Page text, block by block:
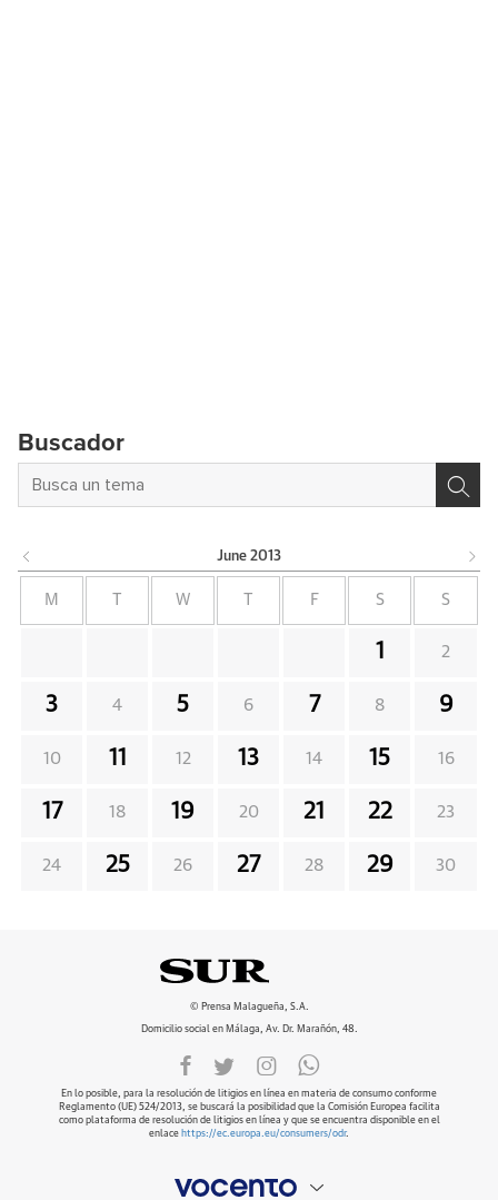
Buscador
June 2013
M W F S S
1 2
3 4 5 6 7 8 9
10 11 12 13 14 15 16
17 18 19 20 21 22 23
24 25 26 27 28 29 30
© Prensa Malagueña, S.A.
Domicilio social en Málaga, Av. Dr. Marañón, 48.
En lo posible, para la resolución de litigios en línea en materia de consumo conforme
Reglamento (UE) 524/2013, se buscará la posibilidad que la Comisión Europea facilita
como plataforma de resolución de litigios en línea y que se encuentra disponible en el
enlace https://ec.europa.eu/consumers/odr.